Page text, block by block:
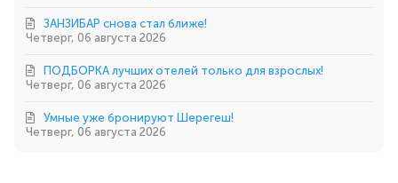
Четверг, 06 августа 2026
ЗАНЗИБАР снова стал ближе!
Четверг, 06 августа 2026
ПОДБОРКА лучших отелей только для взрослых!
Четверг, 06 августа 2026
Умные уже бронируют Шерегеш!